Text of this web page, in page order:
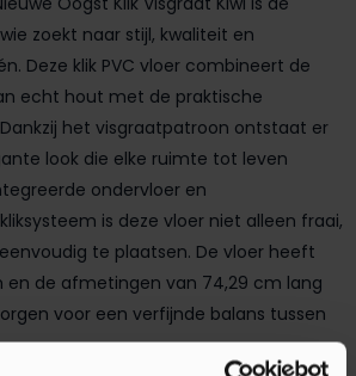
zoekt naar stijl, kwaliteit en
Deze klik PVC vloer combineert de
echt hout met de praktische
het visgraatpatroon ontstaat er
look die elke ruimte tot leven
ondervloer en
is deze vloer niet alleen fraai,
te plaatsen. De vloer heeft
en de afmetingen van 74,29 cm lang
voor een verfijnde balans tussen